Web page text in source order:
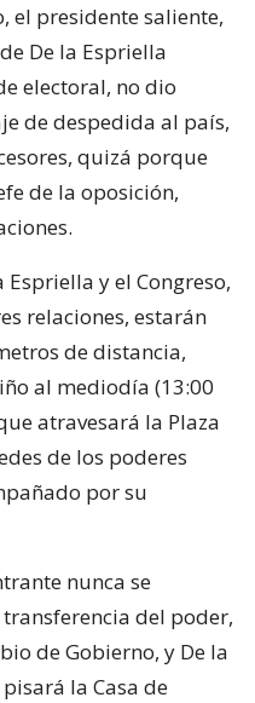
el presidente saliente,
De la Espriella
electoral, no dio
de despedida al país,
quizá porque
de la oposición,
y el Congreso,
relaciones, estarán
de distancia,
al mediodía (13:00
atravesará la Plaza
de los poderes
por su
nunca se
del poder,
de Gobierno, y De la
la Casa de